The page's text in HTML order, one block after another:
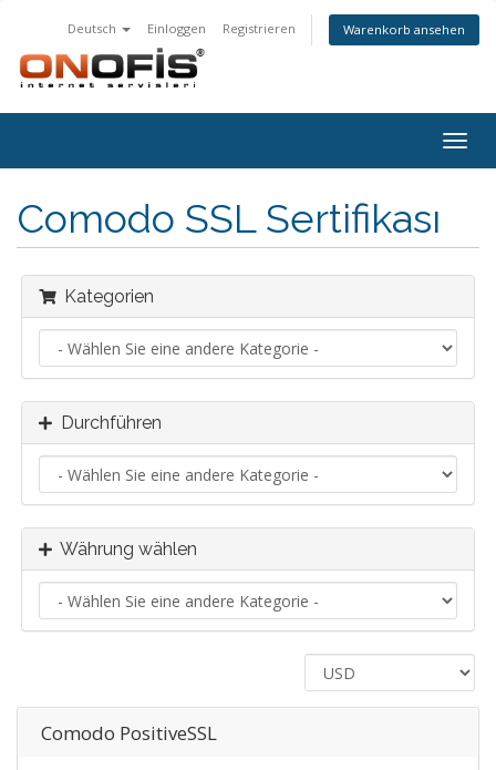
Deutsch Einloggen Registrieren Warenkorb ansehen
ein-/
Comodo SSL Sertifikası
Kategorien
Durchführen
Währung wählen
Comodo PositiveSSL